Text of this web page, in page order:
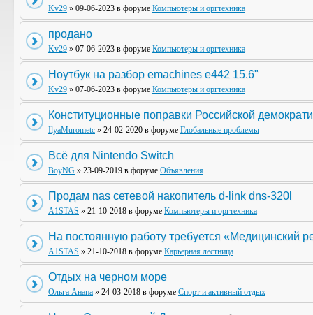
Kv29 » 09-06-2023 в форуме Компьютеры и оргтехника
продано
Kv29 » 07-06-2023 в форуме Компьютеры и оргтехника
Ноутбук на разбор emachines e442 15.6"
Kv29 » 07-06-2023 в форуме Компьютеры и оргтехника
Конституционные поправки Российской
IlyaMurometc » 24-02-2020 в форуме Глобальные проблемы
Всё для Nintendo Switch
BoyNG » 23-09-2019 в форуме Объявления
Продам nas сетевой накопитель d-link dns-320l
A1STAS » 21-10-2018 в форуме Компьютеры и оргтехника
На постоянную работу требуется «Медицинский
A1STAS » 21-10-2018 в форуме Карьерная лестница
Отдых на черном море
Ольга Анапа » 24-03-2018 в форуме Спорт и активный отдых